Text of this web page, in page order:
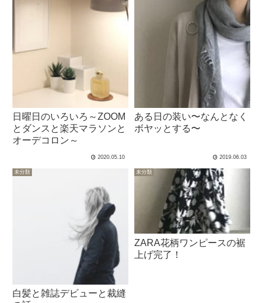
日曜日のいろいろ～ZOOM
とダンスと楽天マラソンと
オーデコロン～
2020.05.10
ある日の装い〜なんとなく
ボヤッとする〜
2019.06.03
未分類
白髪と雑誌デビューと裁縫
未分類
ZARA花柄ワンピースの裾
上げ完了！